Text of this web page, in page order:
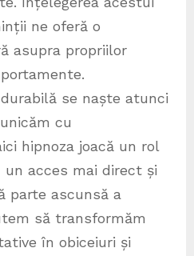
ne oferă o
asupra propriilor
se naște atunci
cu
hipnoza joacă un rol
acces mai direct și
parte ascunsă a
să transformăm
în obiceiuri și